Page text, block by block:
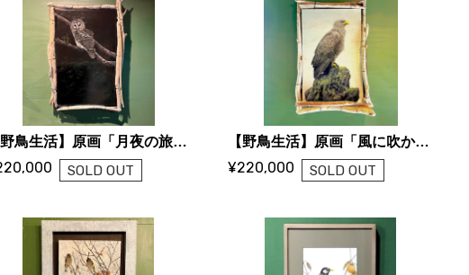
【野鳥生活】原画「月夜の旅立ち」（ふくろう）
SOLD OUT
【野鳥生活】原画「風に吹かれて」（おじろわし）
¥220,000 SOLD OUT